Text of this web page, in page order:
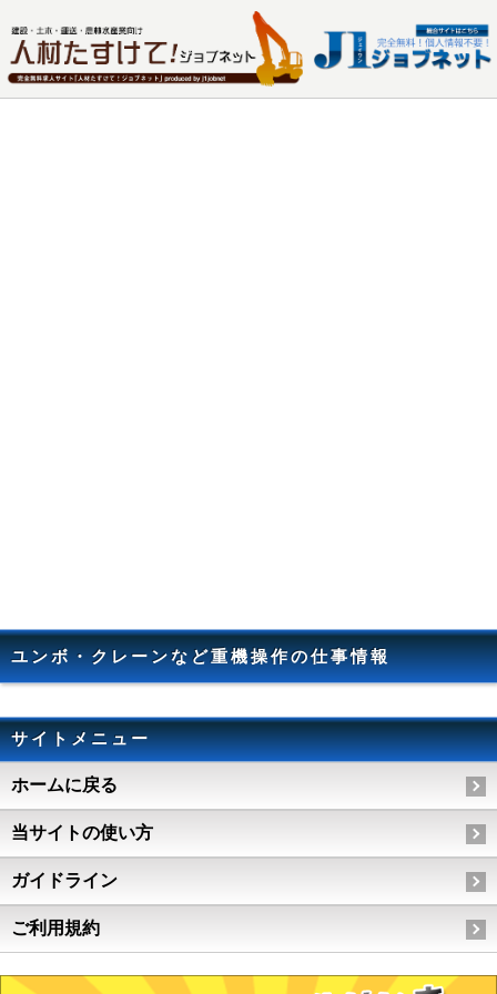
ユンボ・クレーンなど重機操作の仕事情報
サイトメニュー
ホームに戻る
当サイトの使い方
ガイドライン
ご利用規約